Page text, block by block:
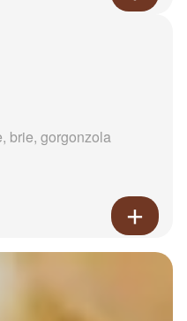
brie, gorgonzola